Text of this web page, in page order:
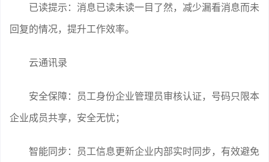
已读提示：消息已读未读一目了然，减少漏看消息而未
回复的情况，提升工作效率。
云通讯录
安全保障：员工身份企业管理员审核认证，号码只限本
企业成员共享，安全无忧；
智能同步：员工信息更新企业内部实时同步，有效避免